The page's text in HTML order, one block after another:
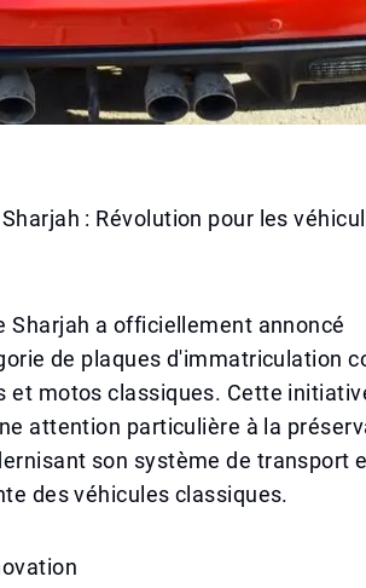
: Révolution pour les
Sharjah a officiellement annoncé
de plaques d'immatriculation
et motos classiques. Cette
attention particulière à la
son système de transport
des véhicules classiques.